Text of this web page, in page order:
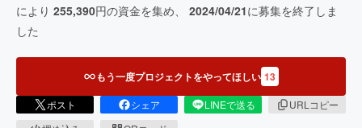
により 255,390円の資金を集め、 2024/04/21に募集を終了しま
した
もう一度プロジェクトをやってほしい 13
ポスト シェア LINEで送る
URLコピー